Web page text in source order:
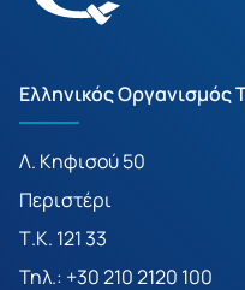
Ελληνικός Οργανισμός
Λ. Κηφισού 50
Περιστέρι
Τ.Κ. 121 33
Τηλ.: +30 210 2120 100